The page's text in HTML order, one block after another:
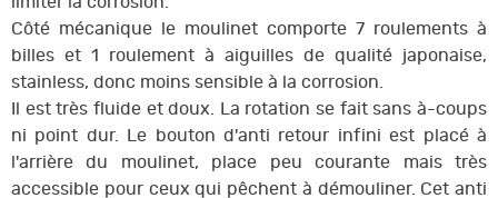
Côté mécanique le moulinet comporte 7 roulements à
billes et 1 roulement à aiguilles de qualité japonaise,
stainless, donc moins sensible à la corrosion.
Il est très fluide et doux. La rotation se fait sans à-coups
ni point dur. Le bouton d'anti retour infini est placé à
l'arrière du moulinet, place peu courante mais très
accessible pour ceux qui pêchent à démouliner. Cet anti